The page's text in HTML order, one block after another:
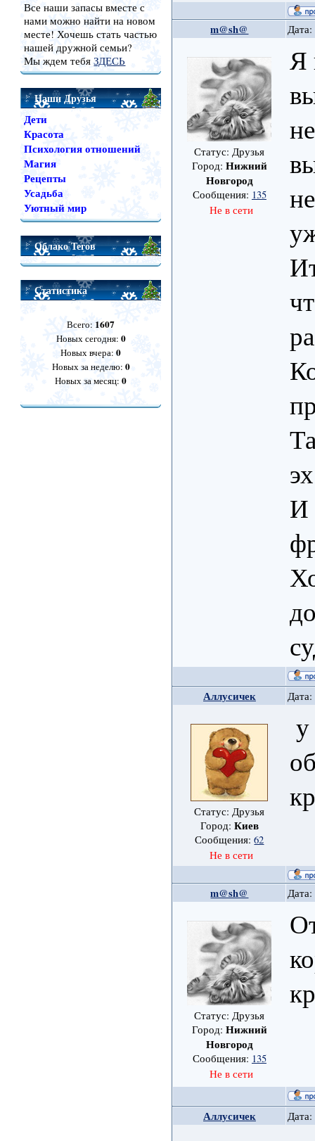
Все наши запасы вместе с
нами можно найти на новом
месте! Хочешь стать частью
нашей дружной семьи?
Мы ждем тебяЗДЕСЬ
Наши Друзья
Дети
Красота
Психология отношений
Магия
Рецепты
Усадьба
Уютный мир
Облако Тегов
Статистика
Всего: 1607
Новых сегодня: 0
Новых вчера:0
Новых за неделю: 0
Новых за месяц:0
m@sh@
Статус: Друзья
Город: Нижний
Новгород
Сообщения: 135
Не в сети
Я
И
Аллусичек
Статус: Друзья
Город: Киев
Сообщения:62
Не в сети
m@sh@
Статус: Друзья
Город: Нижний
Новгород
Сообщения: 135
Не в сети
Аллусичек